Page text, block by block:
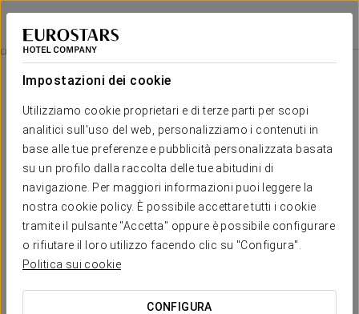
Impostazioni dei cookie
Utilizziamo cookie proprietari e di terze parti per scopi
analitici sull'uso del web, personalizziamo i contenuti in
base alle tue preferenze e pubblicità personalizzata basata
su un profilo dalla raccolta delle tue abitudini di
navigazione. Per maggiori informazioni puoi leggere la
nostra cookie policy. È possibile accettare tutti i cookie
tramite il pulsante "Accetta" oppure è possibile configurare
o rifiutare il loro utilizzo facendo clic su "Configura".
Politica sui cookie
CONFIGURA
Exe Moncloa
MADRID
Esperienza Romantica
20 €
Esperienza Romantica
Vi invitiamo a vivere una splendida esperienza romantica